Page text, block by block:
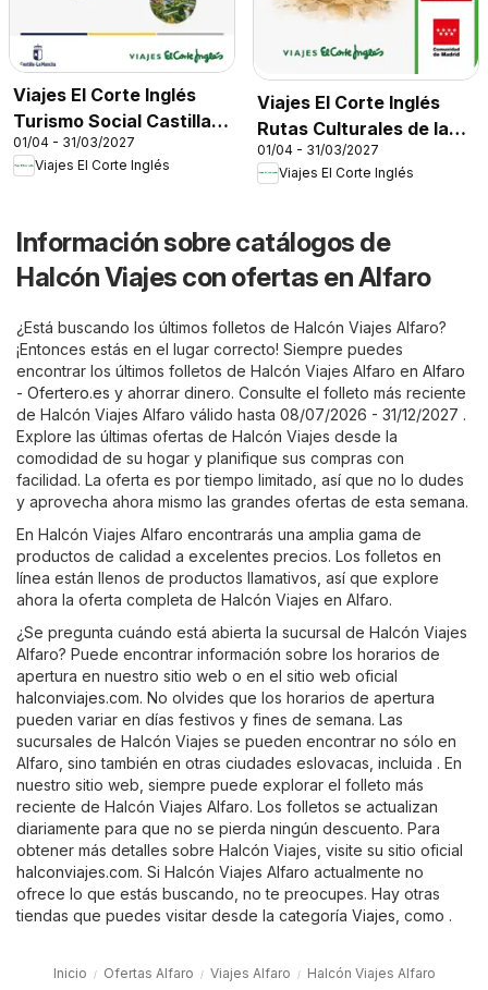
Viajes El Corte Inglés
Turismo Social Castilla
La Mancha
01/04 - 31/03/2027
Viajes El Corte Inglés
Viajes El Corte Inglés
Rutas Culturales de la
Comunidad de Madrid
01/04 - 31/03/2027
Viajes El Corte Inglés
Información sobre catálogos de
Halcón Viajes con ofertas en Alfaro
¿Está buscando los últimos folletos de Halcón Viajes Alfaro?
¡Entonces estás en el lugar correcto! Siempre puedes
encontrar los últimos folletos de Halcón Viajes Alfaro en Alfaro
- Ofertero.es y ahorrar dinero. Consulte el folleto más reciente
de Halcón Viajes Alfaro válido hasta 08/07/2026 - 31/12/2027 .
Explore las últimas ofertas de Halcón Viajes desde la
comodidad de su hogar y planifique sus compras con
facilidad. La oferta es por tiempo limitado, así que no lo dudes
y aprovecha ahora mismo las grandes ofertas de esta semana.
En Halcón Viajes Alfaro encontrarás una amplia gama de
productos de calidad a excelentes precios. Los folletos en
línea están llenos de productos llamativos, así que explore
ahora la oferta completa de Halcón Viajes en Alfaro.
¿Se pregunta cuándo está abierta la sucursal de Halcón Viajes
Alfaro? Puede encontrar información sobre los horarios de
apertura en nuestro sitio web o en el sitio web oficial
halconviajes.com. No olvides que los horarios de apertura
pueden variar en días festivos y fines de semana. Las
sucursales de Halcón Viajes se pueden encontrar no sólo en
Alfaro, sino también en otras ciudades eslovacas, incluida . En
nuestro sitio web, siempre puede explorar el folleto más
reciente de Halcón Viajes Alfaro. Los folletos se actualizan
diariamente para que no se pierda ningún descuento. Para
obtener más detalles sobre Halcón Viajes, visite su sitio oficial
halconviajes.com. Si Halcón Viajes Alfaro actualmente no
ofrece lo que estás buscando, no te preocupes. Hay otras
tiendas que puedes visitar desde la categoría Viajes , como .
Inicio Ofertas Alfaro Viajes Alfaro Halcón Viajes Alfaro